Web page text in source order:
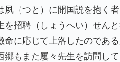
夙（つと）に開国説を抱く
を招聘（しょうへい）せん
命に応じて上洛したのであ
郷もまた屢々先生を訪問して